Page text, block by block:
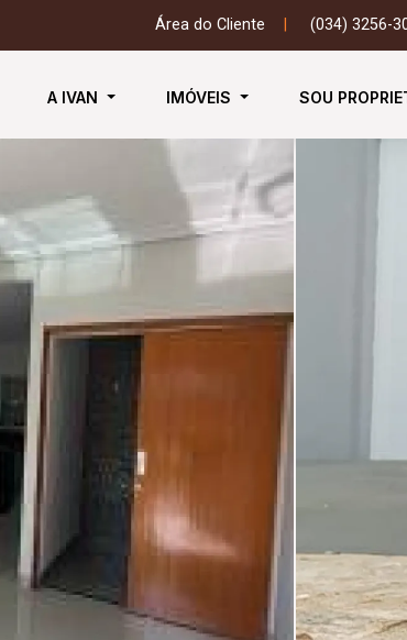
Área do Cliente (034) 3256-
A IVAN IMÓVEIS SOU